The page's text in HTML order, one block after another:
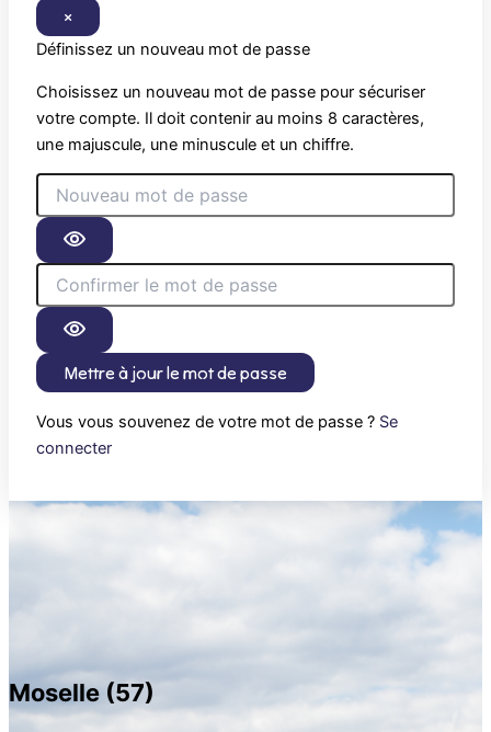
×
Définissez un nouveau mot de passe
Choisissez un nouveau mot de passe pour sécuriser
votre compte. Il doit contenir au moins 8 caractères,
une majuscule, une minuscule et un chiffre.
Mettre à jour le mot de passe
Vous vous souvenez de votre mot de passe ? Se
connecter
Moselle (57)